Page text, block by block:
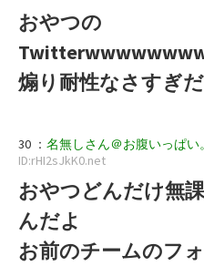
おやつの
煽り耐性なさすぎ
30 ： 名無しさん＠お腹いっぱい
ID:rHI2sJkK0.net
おやつどんだけ無
んだよ
お前のチームのフ